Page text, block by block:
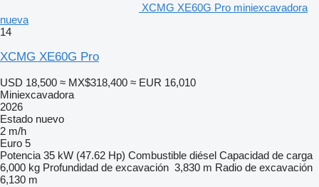
XCMG XE60G Pro miniexcavadora
nueva
14
XCMG XE60G Pro
USD 18,500 ≈ MX$318,400 ≈ EUR 16,010
Miniexcavadora
2026
Estado nuevo
2 m/h
Euro 5
Potencia 35 kW (47.62 Hp) Combustible diésel Capacidad de carga
6,000 kg Profundidad de excavación 3,830 m Radio de excavación
6,130 m